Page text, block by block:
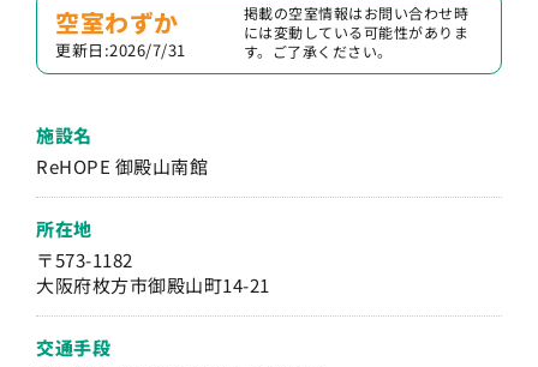
空室わずか
更新日:2026/7/31
掲載の空室情報はお問い合わせ時
には変動している可能性がありま
す。ご了承ください。
施設名
ReHOPE 御殿山南館
所在地
〒573-1182
大阪府枚方市御殿山町14-21
交通手段